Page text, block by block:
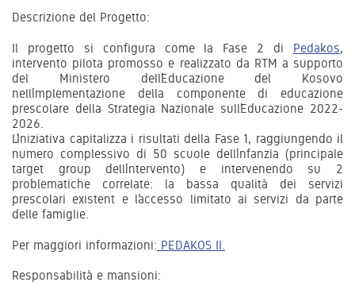
Descrizione del Progetto:
Il progetto si configura come la Fase 2 di Pedakos,
intervento pilota promosso e realizzato da RTM a supporto
del Ministero dell’Educazione del Kosovo
nell’implementazione della componente di educazione
prescolare della Strategia Nazionale sull’Educazione 2022-
2026.
L’Iniziativa capitalizza i risultati della Fase 1, raggiungendo il
numero complessivo di 50 scuole dell’infanzia (principale
target group dell’intervento) e intervenendo su 2
problematiche correlate: la bassa qualità dei servizi
prescolari existent e l’accesso limitato ai servizi da parte
delle famiglie.
Per maggiori informazioni: PEDAKOS II.
Responsabilità e mansioni: